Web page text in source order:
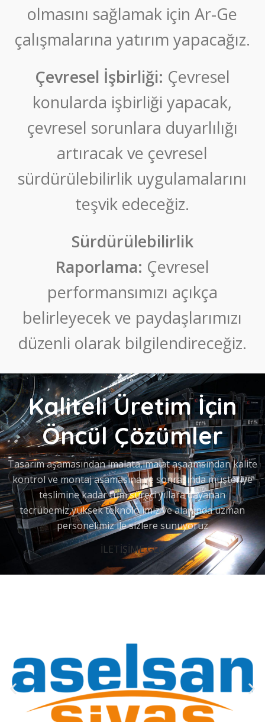
olmasını sağlamak için Ar-Ge
çalışmalarına yatırım yapacağız.
Çevresel İşbirliği: Çevresel
konularda işbirliği yapacak,
çevresel sorunlara duyarlılığı
artıracak ve çevresel
sürdürülebilirlik uygulamalarını
teşvik edeceğiz.
Sürdürülebilirlik
Raporlama: Çevresel
performansımızı açıkça
belirleyecek ve paydaşlarımızı
düzenli olarak bilgilendireceğiz.
Kaliteli Üretim İçin
Öncül Çözümler
Tasarım aşamasından imalata,imalat aşaamsından kalite
kontrol ve montaj asamasına ve sonrasında müşteriye
teslimine kadar tüm süreci yıllara dayanan
tecrübemiz,yüksek teknolojimiz ve alanında uzman
personelimiz ile sizlere sunuyoruz
İLETİŞİME GEÇ